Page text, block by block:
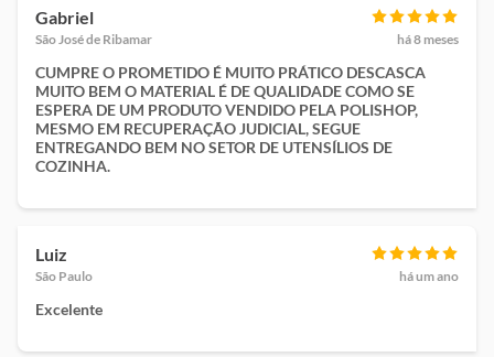
Gabriel
São José de Ribamar há 8 meses
CUMPRE O PROMETIDO É MUITO PRÁTICO DESCASCA
MUITO BEM O MATERIAL É DE QUALIDADE COMO SE
ESPERA DE UM PRODUTO VENDIDO PELA POLISHOP,
MESMO EM RECUPERAÇÃO JUDICIAL, SEGUE
ENTREGANDO BEM NO SETOR DE UTENSÍLIOS DE
COZINHA.
Luiz
São Paulo há um ano
Excelente